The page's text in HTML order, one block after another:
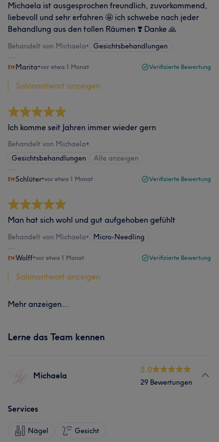
Michaela ist ausgesprochen freundlich, zuvorkommend,
liebevoll und sehr erfahren 🤩 ich schwebe nach jeder
Behandlung aus den tollen Räumen ❣️ Danke 🙏
Behandelt von Michaela• Gesichtsbehandlungen
Marita•vor etwa 1 Monat Verifizierte Bewertung
Salonantwort anzeigen
Ich komme seit Jahren immer wieder gern
Behandelt von Michaela•
Gesichtsbehandlungen
Alle anzeigen
Schlüter•vor etwa 1 Monat Verifizierte Bewertung
Man hat sich wohl und gut aufgehoben gefühlt
Behandelt von Michaela• Micro-Needling
Wolff•vor etwa 1 Monat Verifizierte Bewertung
Salonantwort anzeigen
Mehr anzeigen...
Lerne das Team kennen
Michaela
5.0
29 Bewertungen
Services
Nägel Gesicht